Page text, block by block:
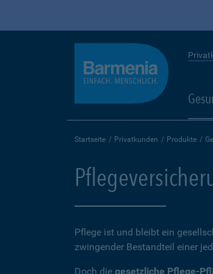
Startseite Privatkunden Produkte
Pflege ist und bleibt ein
zwingender Bestandteil einer
Doch die gesetzliche Pflege-